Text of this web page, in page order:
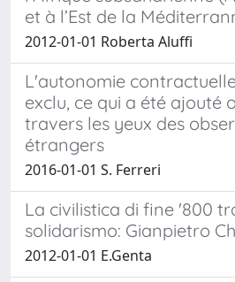
et à l’Est de la
2012-01-01 Roberta Aluffi
L'autonomie
exclu, ce qui a été ajouté
travers les yeux des
étrangers
2016-01-01 S. Ferreri
La civilistica di fine '800
solidarismo: Gianpietro
2012-01-01 E.Genta